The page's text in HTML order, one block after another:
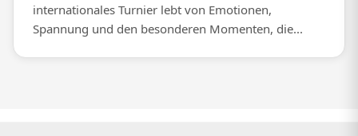
internationales Turnier lebt von Emotionen,
Spannung und den besonderen Momenten, die...